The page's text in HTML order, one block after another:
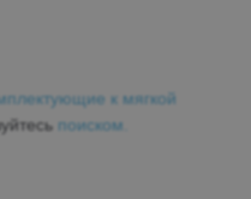
к мягкой
поиском.